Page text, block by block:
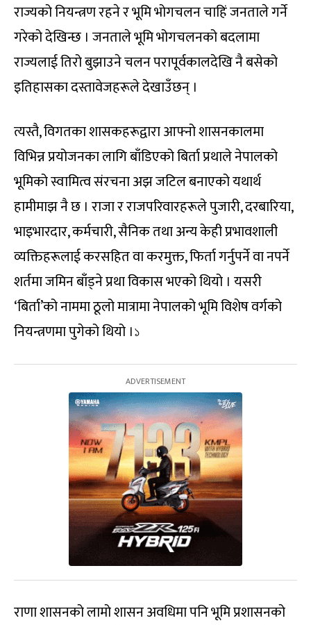
राज्यको नियन्त्रण रहने र भूमि भोगचलन चाहिं जनताले गर्ने
गरेको देखिन्छ । जनताले भूमि भोगचलनको बदलामा
राज्यलाई तिरो बुझाउने चलन परापूर्वकालदेखि नै बसेको
इतिहासका दस्तावेजहरूले देखाउँछन् ।
त्यस्तै, विगतका शासकहरूद्वारा आफ्नो शासनकालमा
विभिन्न प्रयोजनका लागि बाँडिएको बिर्ता प्रथाले नेपालको
भूमिको स्वामित्व संरचना अझ जटिल बनाएको यथार्थ
हामीमाझ नै छ । राजा र राजपरिवारहरूले पुजारी, दरबारिया,
भाइभारदार, कर्मचारी, सैनिक तथा अन्य केही प्रभावशाली
व्यक्तिहरूलाई करसहित वा करमुक्त, फिर्ता गर्नुपर्ने वा नपर्ने
शर्तमा जमिन बाँड्ने प्रथा विकास भएको थियो । यसरी
‘बिर्ता’को नाममा ठूलो मात्रामा नेपालको भूमि विशेष वर्गको
नियन्त्रणमा पुगेको थियो ।১
राणा शासनको लामो शासन अवधिमा पनि भूमि प्रशासनको